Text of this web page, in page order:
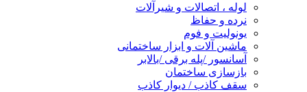
لوله ، اتصالات و شیرآلات
نرده و حفاظ
یونولیت و فوم
ماشین آلات و ابزار ساختمانی
آسانسور /پله برقی /بالابر
بازسازی ساختمان
سقف کاذب / دیوار کاذب